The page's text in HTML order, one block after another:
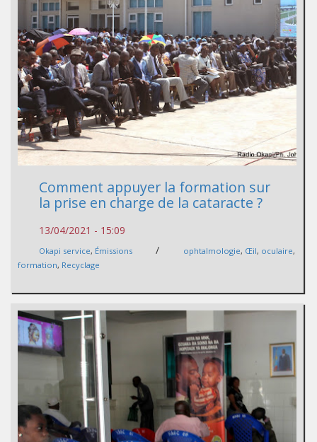
Comment appuyer la formation sur
la prise en charge de la cataracte ?
13/04/2021 - 15:09
Okapi service, Émissions / ophtalmologie, Œil, oculaire,
formation, Recyclage